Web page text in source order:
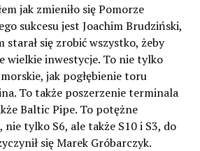
jak zmieniło się Pomorze
sukcesu jest Joachim Brudziński,
starał się zrobić wszystko, żeby
wielkie inwestycje. To nie tylko
jak pogłębienie toru
To także poszerzenie terminala
Baltic Pipe. To potężne
tylko S6, ale także S10 i S3, do
się Marek Gróbarczyk.